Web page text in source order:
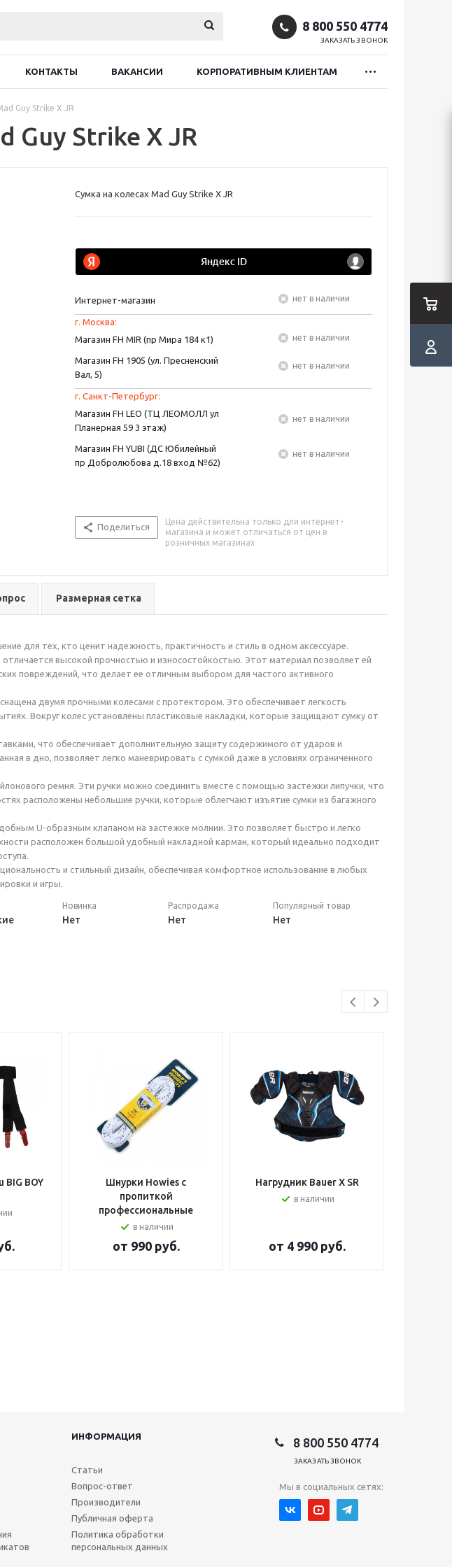
8 800 550 4774
ЗАКАЗАТЬ ЗВОНОК
КОНТАКТЫ ВАКАНСИИ КОРПОРАТИВНЫМ КЛИЕНТАМ
Guy Strike X JR
Guy Strike X JR
Сумка на колесах Mad Guy Strike X JR
Интернет-магазин Нет в наличии
г. Москва:
Магазин FH MIR (пр Мира 184 к1)
Нет в наличии
Магазин FH 1905 (ул. Пресненский
Вал, 5)
Нет в наличии
г. Санкт-Петербург:
Магазин FH LEO (ТЦ ЛЕОМОЛЛ ул
Планерная 59 3 этаж)
Нет в наличии
Магазин FH YUBI (ДС Юбилейный
пр Добролюбова д.18 вход №62)
Нет в наличии
Поделиться
Цена действительна только для интернет-
магазина и может отличаться от цен в
розничных магазинах
Размерная сетка
для тех, кто ценит надежность, практичность и стиль в одном аксессуаре.
высокой прочностью и износостойкостью. Этот материал позволяет ей
повреждений, что делает ее отличным выбором для частого активного
двумя прочными колесами с протектором. Это обеспечивает легкость
Вокруг колес установлены пластиковые накладки, которые защищают сумку от
что обеспечивает дополнительную защиту содержимого от ударов и
в дно, позволяет легко маневрировать с сумкой даже в условиях ограниченного
ремня. Эти ручки можно соединить вместе с помощью застежки липучки, что
расположены небольшие ручки, которые облегчают изъятие сумки из багажного
U-образным клапаном на застежке молнии. Это позволяет быстро и легко
расположен большой удобный накладной карман, который идеально подходит
и стильный дизайн, обеспечивая комфортное использование в любых
и игры.
Новинка
Нет
Распродажа
Нет
Популярный товар
Нет
BOY
Шнурки Howies с
пропиткой
профессиональные
в наличии
от 990 руб.
Нагрудник Bauer X SR
в наличии
от 4 990 руб.
ИНФОРМАЦИЯ
Статьи
Вопрос-ответ
Производители
Публичная оферта
Политика обработки
персональных данных
8 800 550 4774
ЗАКАЗАТЬ ЗВОНОК
Мы в социальных сетях: